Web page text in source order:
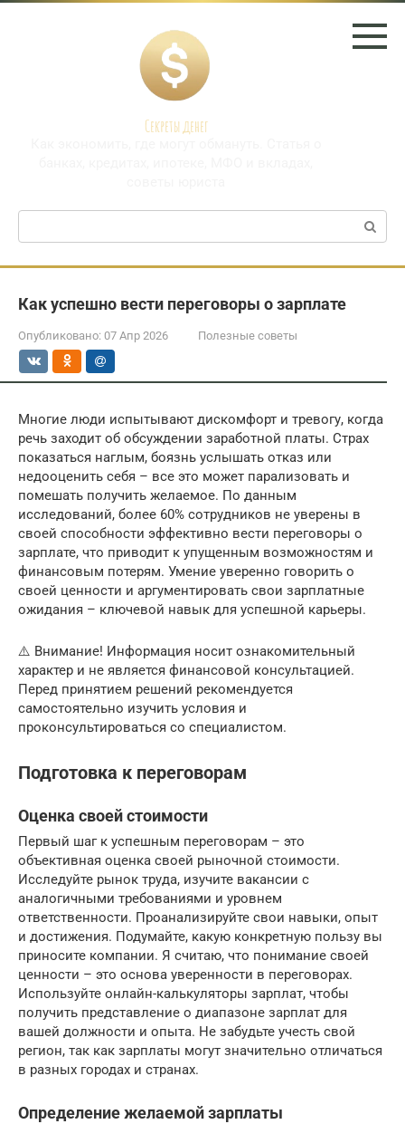
Перейти
Секреты денег
Поиск:
Как успешно вести переговоры о зарплате
Опубликовано: 07 Апр 2026 Полезные советы
Многие люди испытывают дискомфорт и тревогу, когда
речь заходит об обсуждении заработной платы. Страх
показаться наглым, боязнь услышать отказ или
недооценить себя – все это может парализовать и
помешать получить желаемое. По данным
исследований, более 60% сотрудников не уверены в
своей способности эффективно вести переговоры о
зарплате, что приводит к упущенным возможностям и
финансовым потерям. Умение уверенно говорить о
своей ценности и аргументировать свои зарплатные
ожидания – ключевой навык для успешной карьеры.
⚠️ Внимание! Информация носит ознакомительный
характер и не является финансовой консультацией.
Перед принятием решений рекомендуется
самостоятельно изучить условия и
проконсультироваться со специалистом.
Подготовка к переговорам
Оценка своей стоимости
Первый шаг к успешным переговорам – это
объективная оценка своей рыночной стоимости.
Исследуйте рынок труда, изучите вакансии с
аналогичными требованиями и уровнем
ответственности. Проанализируйте свои навыки, опыт
и достижения. Подумайте, какую конкретную пользу вы
приносите компании. Я считаю, что понимание своей
ценности – это основа уверенности в переговорах.
Используйте онлайн-калькуляторы зарплат, чтобы
получить представление о диапазоне зарплат для
вашей должности и опыта. Не забудьте учесть свой
регион, так как зарплаты могут значительно отличаться
в разных городах и странах.
Определение желаемой зарплаты